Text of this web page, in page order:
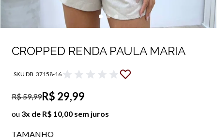
CROPPED RENDA PAULA MARIA
SKU DB_37158-16
R$ 59,99R$ 29,99
ou 3x de R$ 10,00 sem juros
TAMANHO